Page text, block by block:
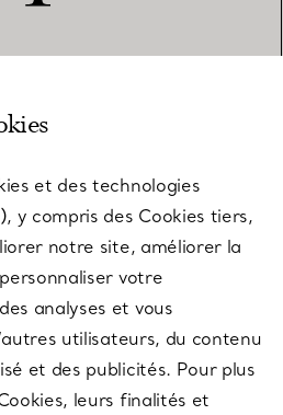
et des technologies
y compris des Cookies tiers,
notre site, améliorer la
votre
analyses et vous
utilisateurs, du contenu
et des publicités. Pour plus
leurs finalités et